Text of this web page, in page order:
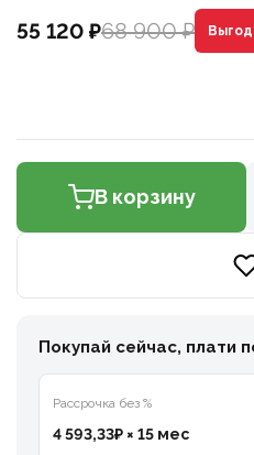
55 120 ₽68 900 ₽
В корзину
Покупай сейчас, плати
Рассрочка без %
4 593,33₽ × 15 мес